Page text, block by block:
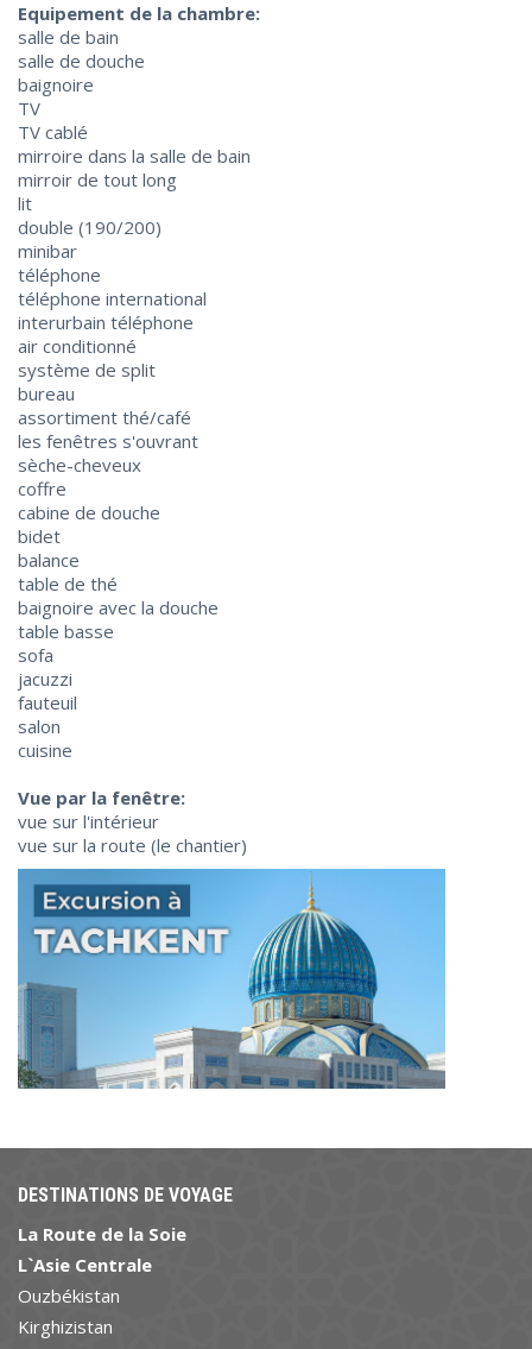
Equipement de la chambre:
salle de bain
salle de douche
baignoire
TV
TV cablé
mirroire dans la salle de bain
mirroir de tout long
lit
double (190/200)
minibar
téléphone
téléphone international
interurbain téléphone
air conditionné
système de split
bureau
assortiment thé/café
les fenêtres s'ouvrant
sèche-cheveux
coffre
cabine de douche
bidet
balance
table de thé
baignoire avec la douche
table basse
sofa
jacuzzi
fauteuil
salon
cuisine
Vue par la fenêtre:
vue sur l'intérieur
vue sur la route (le chantier)
DESTINATIONS DE VOYAGE
La Route de la Soie
L`Asie Centrale
Ouzbékistan
Kirghizistan